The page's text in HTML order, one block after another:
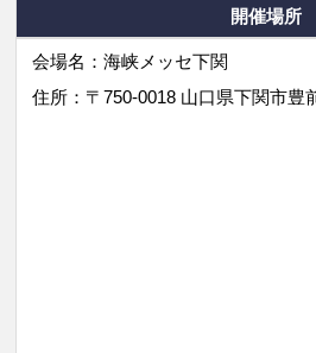
開催場所
会場名：海峡メッセ下関
住所：〒750-0018 山口県下関市豊